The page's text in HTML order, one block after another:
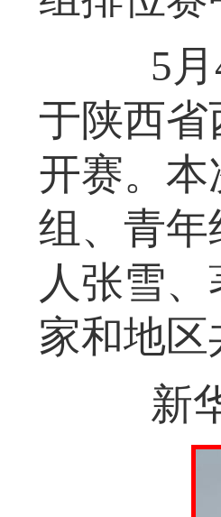
5月4
于陕西
开赛。
组、青年
人张雪
家和地区
新华